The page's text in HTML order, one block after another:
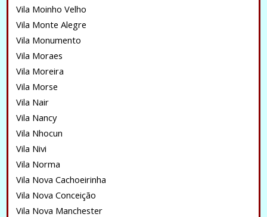
Vila Moinho Velho
Vila Monte Alegre
Vila Monumento
Vila Moraes
Vila Moreira
Vila Morse
Vila Nair
Vila Nancy
Vila Nhocun
Vila Nivi
Vila Norma
Vila Nova Cachoeirinha
Vila Nova Conceição
Vila Nova Manchester